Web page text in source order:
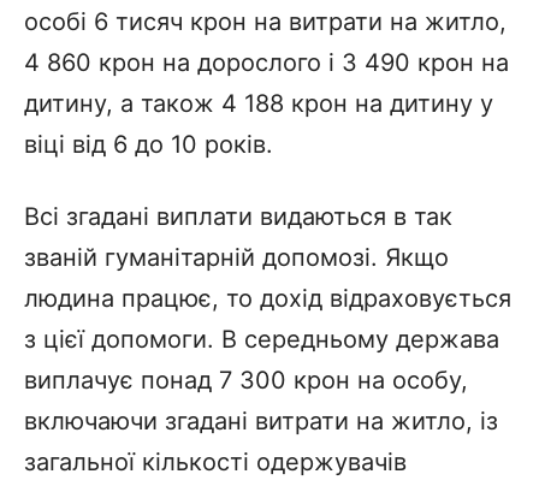
особі 6 тисяч крон на витрати на житло,
4 860 крон на дорослого і 3 490 крон на
дитину, а також 4 188 крон на дитину у
віці від 6 до 10 років.
Всі згадані виплати видаються в так
званій гуманітарній допомозі. Якщо
людина працює, то дохід відраховується
з цієї допомоги. В середньому держава
виплачує понад 7 300 крон на особу,
включаючи згадані витрати на житло, із
загальної кількості одержувачів